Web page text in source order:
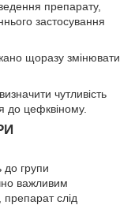
препарату,
застосування
щоразу змінювати
чутливість
до цефквіному.
до групи
важливим
слід